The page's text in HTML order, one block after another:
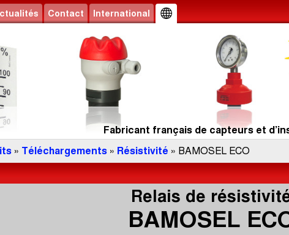
Contact International
Fabricant français de capteurs et
» Téléchargements » Résistivité » BAMOSEL ECO
Relais de
BAMOSEL